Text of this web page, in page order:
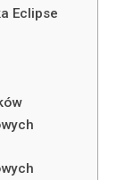
Eclipse